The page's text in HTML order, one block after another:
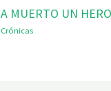
A MUERTO UN
Crónicas